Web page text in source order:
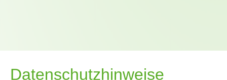
Datenschutzhinweise